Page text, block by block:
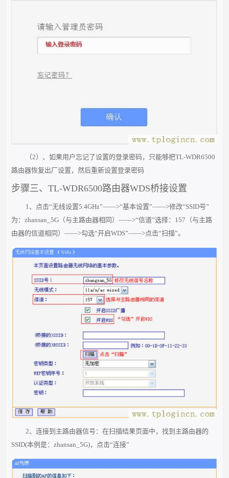
（2）、如果用户忘记了设置的登录密码，只能够把TL-WDR6500
路由器恢复出厂设置，然后重新设置登录密码
步骤三、TL-WDR6500路由器WDS桥接设置
1、点击“无线设置5.4GHz”——>“基本设置”——>修改“SSID号”
为：zhansan_5G（与主路由器相同）——>“信道”选择：157（与主路
由器的信道相同）——>勾选“开启WDS”——>点击“扫描”。
2、连接到主路由器信号：在扫描结果页面中，找到主路由器的
SSID(本例是：zhansan_5G)，点击“连接”